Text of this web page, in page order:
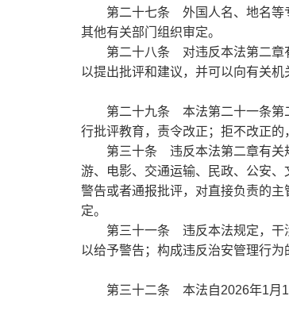
第二十七条
外国人名、地名等
其他有关部门组织审定。
第二十八条
对违反本法第二
以提出批评和建议，并可以向有关
第二十九条
本法第二十一条第
行批评教育，责令改正；拒不改正的
第三十条
违反本法第二章有关
游、电影、交通运输、民政、公安
警告或者通报批评，对直接负责的
定。
第三十一条
违反本法规定，干
以给予警告；构成违反治安管理行为
第三十二条
本法自2026年1月1